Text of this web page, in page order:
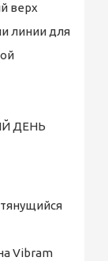
верх
линии для
ДЕНЬ
Vibram